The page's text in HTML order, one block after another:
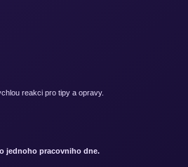
reakci pro tipy a opravy.
jednoho pracovniho dne.